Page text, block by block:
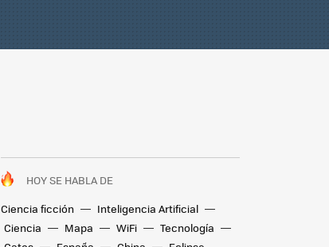
HOY SE HABLA DE
Ciencia ficción
Inteligencia Artificial
Ciencia
Mapa WiFi
Tecnología